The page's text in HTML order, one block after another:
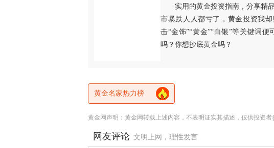
实用的黄金投资指南，分享精
市暴跌人人都亏了，黄金投资我
击“金饰”“黄金”“白银”等关键词
吗？你想抄底黄金吗？
黄金名家热力榜
黄金网声明：黄金网转载上述内容，不表明证实其描述，仅供投资
网友评论 文明上网，理性发言